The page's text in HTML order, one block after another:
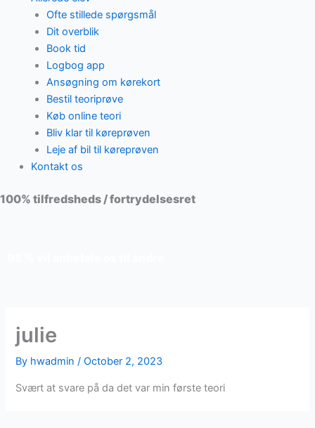
Ofte stillede spørgsmål
Dit overblik
Book tid
Logbog app
Ansøgning om kørekort
Bestil teoriprøve
Køb online teori
Bliv klar til køreprøven
Leje af bil til køreprøven
Kontakt os
100% tilfredsheds / fortrydelsesret
julie
By hwadmin/October 2, 2023
Svært at svare på da det var min første teori